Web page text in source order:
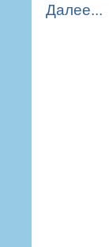
Далее...